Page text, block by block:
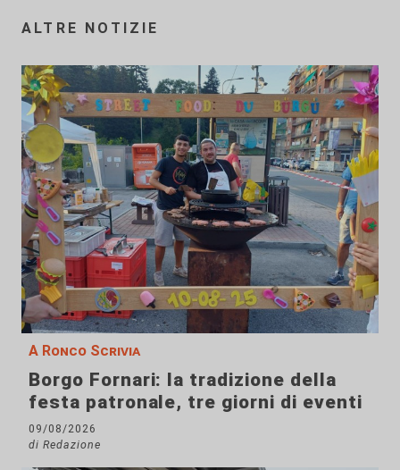
ALTRE NOTIZIE
A Ronco Scrivia
Borgo Fornari: la tradizione della
festa patronale, tre giorni di eventi
09/08/2026
di Redazione